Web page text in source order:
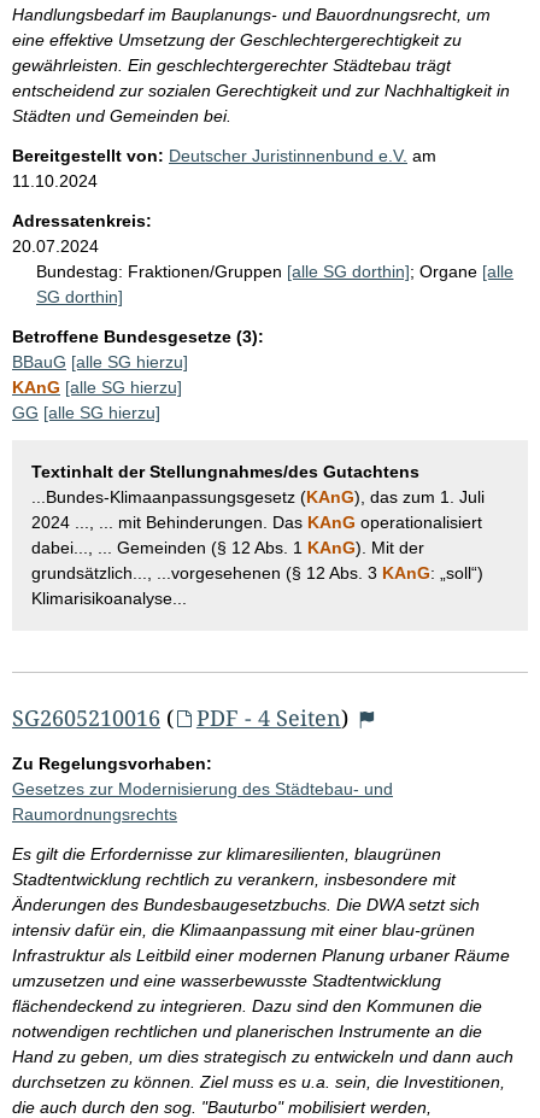
Handlungsbedarf im Bauplanungs- und Bauordnungsrecht, um
eine effektive Umsetzung der Geschlechtergerechtigkeit zu
gewährleisten. Ein geschlechtergerechter Städtebau trägt
entscheidend zur sozialen Gerechtigkeit und zur Nachhaltigkeit in
Städten und Gemeinden bei.
Bereitgestellt von: Deutscher Juristinnenbund e.V. am
11.10.2024
Adressatenkreis:
20.07.2024
Bundestag: Fraktionen/Gruppen [alle SG dorthin]; Organe [alle
SG dorthin]
Betroffene Bundesgesetze (3):
BBauG [alle SG hierzu]
KAnG [alle SG hierzu]
GG [alle SG hierzu]
Textinhalt der Stellungnahmes/des Gutachtens
...Bundes-Klimaanpassungsgesetz (KAnG), das zum 1. Juli
2024 ..., ... mit Behinderungen. Das KAnG operationalisiert
dabei..., ... Gemeinden (§ 12 Abs. 1 KAnG). Mit der
grundsätzlich..., ...vorgesehenen (§ 12 Abs. 3 KAnG: „soll“)
Klimarisikoanalyse...
SG2605210016 ( PDF - 4 Seiten)
Zu Regelungsvorhaben:
Gesetzes zur Modernisierung des Städtebau- und
Raumordnungsrechts
Es gilt die Erfordernisse zur klimaresilienten, blaugrünen
Stadtentwicklung rechtlich zu verankern, insbesondere mit
Änderungen des Bundesbaugesetzbuchs. Die DWA setzt sich
intensiv dafür ein, die Klimaanpassung mit einer blau-grünen
Infrastruktur als Leitbild einer modernen Planung urbaner Räume
umzusetzen und eine wasserbewusste Stadtentwicklung
flächendeckend zu integrieren. Dazu sind den Kommunen die
notwendigen rechtlichen und planerischen Instrumente an die
Hand zu geben, um dies strategisch zu entwickeln und dann auch
durchsetzen zu können. Ziel muss es u.a. sein, die Investitionen,
die auch durch den sog. "Bauturbo" mobilisiert werden,